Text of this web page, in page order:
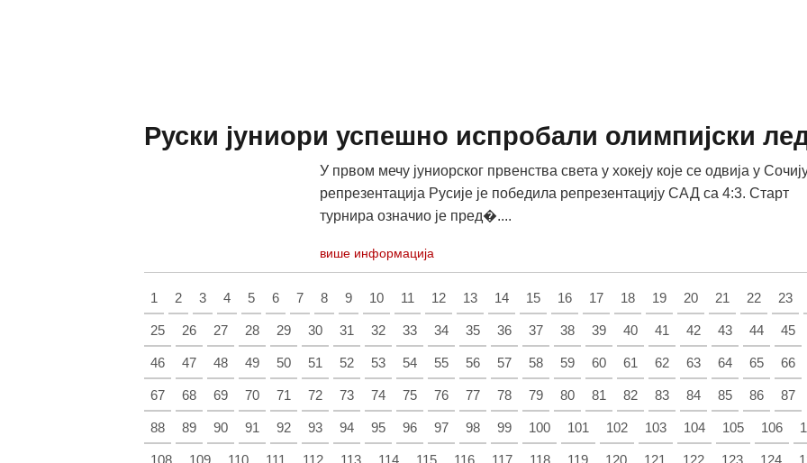
Руски јуниори успешно испробали олимпијски
У првом мечу јуниорског првенства света у хокеју које се одвија у
репрезентација Русије је победила репрезентацију САД са 4:3. Старт
турнира означио је пред�....
више информација
1 2 3 4 5 6 7 8 9 10 11 12 13 14 15 16 17 18 19 20 21 22 23
25 26 27 28 29 30 31 32 33 34 35 36 37 38 39 40 41 42 43 44 45
46 47 48 49 50 51 52 53 54 55 56 57 58 59 60 61 62 63 64 65 66
67 68 69 70 71 72 73 74 75 76 77 78 79 80 81 82 83 84 85 86 87
88 89 90 91 92 93 94 95 96 97 98 99 100 101 102 103 104 105 106
108 109 110 111 112 113 114 115 116 117 118 119 120 121 122 123 124